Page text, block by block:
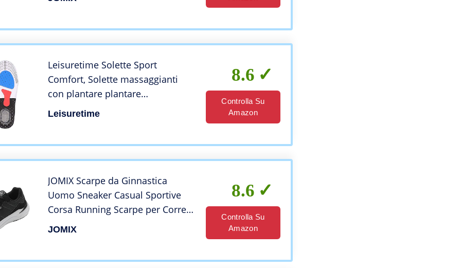
Leisuretime Solette Sport
Comfort, Solette massaggianti
con plantare plantare
ammortizzante Assorbente per
Leisuretime
8.6
Controlla Su
Amazon
JOMIX Scarpe da Ginnastica
Uomo Sneaker Casual Sportive
Corsa Running Scarpe per Correre
Camminare Trail Trekking
JOMIX
8.6
Controlla Su
Amazon